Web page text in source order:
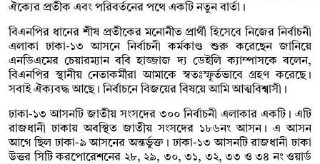
ঐক্যের প্রতীক এবং পরিবর্তনের পথে একটি নতুন বার্তা।
বিএনপির ধানের শীষ প্রতীকের মনোনীত প্রার্থী হিসেবে নিজের নির্বাচনী
এলাকা ঢাকা-১৩ আসনে নির্বাচনী কর্মকাণ্ড শুরু করেছেন জানিয়ে
এনডিএমের চেয়ারম্যান ববি হাজ্জাজ দ্য ডেইলি ক্যাম্পাসকে বলেন,
বিএনপির স্থানীয় নেতাকর্মীরা আমাকে স্বতঃস্ফূর্তভাবে গ্রহণ করেছে।
সবাই ঐক্যবদ্ধ আছে। নির্বাচনে বিজয়ের বিষয়ে আমি আত্মবিশ্বাসী।
ঢাকা-১৩ আসনটি জাতীয় সংসদের ৩০০ নির্বাচনী এলাকার একটি। এটি
রাজধানী ঢাকায় অবস্থিত জাতীয় সংসদের ১৮৬নং আসন। এ আসন
আগে ছিল ঢাকা-৯ আসনের অন্তর্ভুক্ত। ঢাকা-১৩ আসনটি রাজধানী ঢাকা
উত্তর সিটি করপোরেশনের ২৮, ২৯, ৩০, ৩১, ৩২, ৩৩ ও ৩৪ নং ওয়ার্ড